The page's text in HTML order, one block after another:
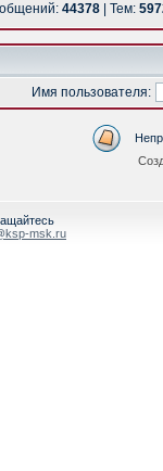
44378 | Тем:
Имя пользователя:
msk.ru